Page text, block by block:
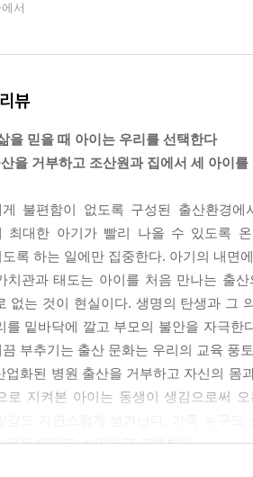
서
뷰
을 믿을 때 아이는 우리를 선택한다
을 거부하고 조산원과 집에서 세 아이
게 불편함이 없도록 구성된 출산환경
최대한 아기가 빨리 나올 수 있도록
록 하는 일에만 집중한다. 아기의 내면
치관과 태도는 아이를 처음 만나는 출
없는 것이 현실이다. 생명의 탄생과 그
를 밑바닥에 깔고 부모의 불안을 자극
부추기는 출산 문화는 우리의 교육 풍
업화된 병원 출산을 거부하고 자신의 몸
로 지켜본 아이는 동생이 생김으로써
음을 알리고 싶었다고 고백한다.